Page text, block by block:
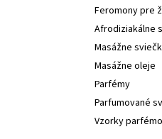
Feromony pre
Afrodiziakálne
Masážne
Masážne oleje
Parfémy
Parfumované
Vzorky
FEROMÓN
FEROMÓNOVÝ
€44